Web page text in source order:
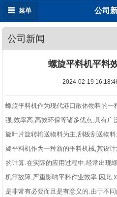
公司
菜单
公司新闻
螺旋平料机平料
2024-02-19
螺旋平料机作为现代港口散体物料的
强,效率高,高效环保等诸多优点,具有广
旋叶片旋转输送物料为主,刮板刮送物
旋平料机作为一种新的平料机械,其设
的计算.在实际的应用过程中,经常出现
机等故障,严重影响平料作业效率.因此,
是非常有必要而且是有意义的.由于不